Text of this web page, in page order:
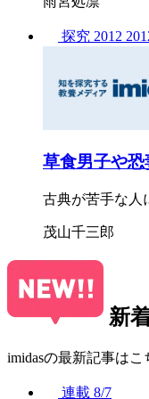
探究 2012
草食男子や
古典が苦手な人
茂山千三郎
新
imidasの最新記事はこ
連載 8/7